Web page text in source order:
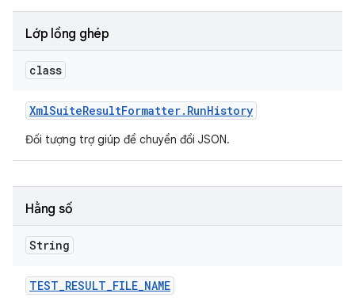
Lớp lồng ghép
class
XmlSuiteResultFormatter. RunHistory
Đối tượng trợ giúp để chuyển đổi JSON.
Hằng số
String
TEST_RESULT_FILE_NAME